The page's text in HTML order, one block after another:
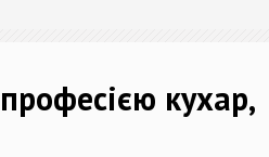
кухар,